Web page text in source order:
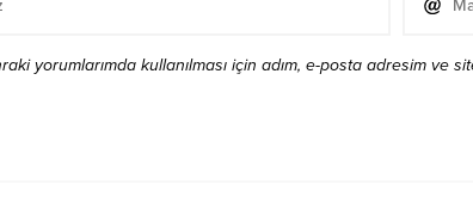
yorumlarımda kullanılması için adım, e-posta adresim ve